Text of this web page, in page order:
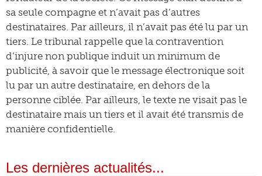
sa seule compagne et n’avait pas d’autres
destinataires. Par ailleurs, il n’avait pas été lu par un
tiers. Le tribunal rappelle que la contravention
d’injure non publique induit un minimum de
publicité, à savoir que le message électronique soit
lu par un autre destinataire, en dehors de la
personne ciblée. Par ailleurs, le texte ne visait pas le
destinataire mais un tiers et il avait été transmis de
manière confidentielle.
Les dernières actualités...